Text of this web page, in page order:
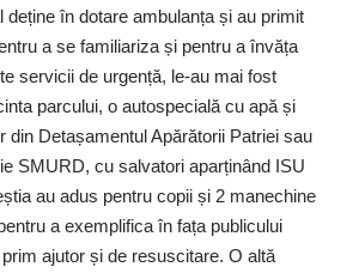
deține în dotare ambulanța și au primit
a se familiariza și pentru a învăța
servicii de urgență, le-au mai fost
parcului, o autospecială cu apă și
din Detașamentul Apărătorii Patriei sau
SMURD, cu salvatori aparținând ISU
au adus pentru copii și 2 manechine
a exemplifica în fața publicului
ajutor și de resuscitare. O altă